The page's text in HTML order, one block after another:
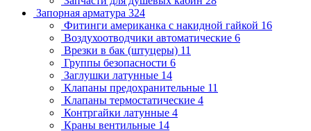
Запорная арматура 324
Фитинги американка с накидной гайкой 16
Воздухоотводчики автоматические 6
Врезки в бак (штуцеры) 11
Группы безопасности 6
Заглушки латунные 14
Клапаны предохранительные 11
Клапаны термостатические 4
Контргайки латунные 4
Краны вентильные 14